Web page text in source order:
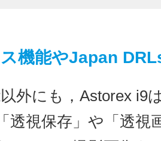
機能やJapan
以外にも，Astorex i9
透視保存」や「透視